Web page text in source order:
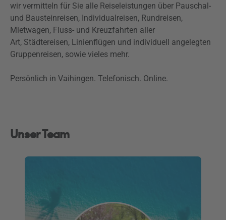
wir vermitteln für Sie alle Reiseleistungen über Pauschal-
und Bausteinreisen, Individualreisen, Rundreisen,
Mietwagen, Fluss- und Kreuzfahrten aller
Art, Städtereisen, Linienflügen und individuell angelegten
Gruppenreisen, sowie vieles mehr.
Persönlich in Vaihingen. Telefonisch. Online.
Unser Team